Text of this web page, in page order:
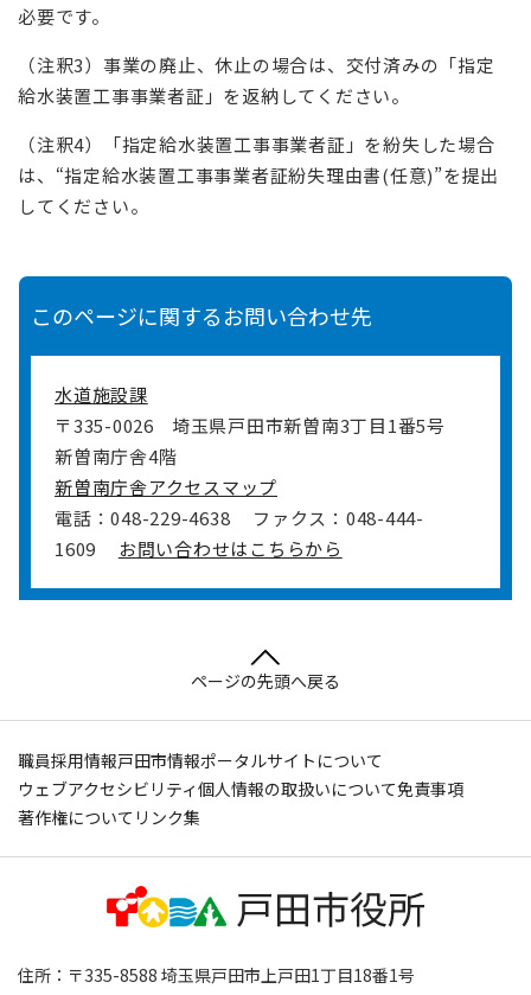
必要です。
（注釈3）事業の廃止、休止の場合は、交付済みの「指定
給水装置工事事業者証」を返納してください。
（注釈4）「指定給水装置工事事業者証」を紛失した場合
は、“指定給水装置工事事業者証紛失理由書(任意)”を提出
してください。
このページに関するお問い合わせ先
水道施設課
〒335-0026
埼玉県戸田市新曽南3丁目1番5号
新曽南庁舎4階
新曽南庁舎アクセスマップ
電話：048-229-4638
ファクス：048-444-
1609
お問い合わせはこちらから
ページの先頭へ戻る
職員採用情報戸田市情報ポータルサイトについて
ウェブアクセシビリティ個人情報の取扱いについて免責事項
著作権について リンク集
住所：〒335-8588 埼玉県戸田市上戸田1丁目18番1号